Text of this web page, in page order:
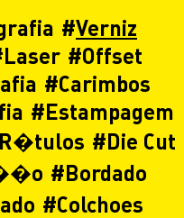
#Verniz
Laser #Offset
#Carimbos
#Estampagem
R�tulos #Die Cut
#Bordado
#Colchoes